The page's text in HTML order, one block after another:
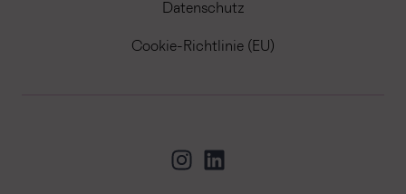
Datenschutz
Cookie-Richtlinie (EU)